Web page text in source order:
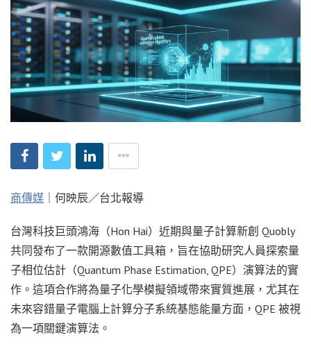
商傳媒 ｜何映辰／台北報導
台灣科技巨頭鴻海（Hon Hai）近期與量子計算新創 Quobly
共同發布了一款開源數值工具箱，旨在協助研究人員探索量
子相位估計（Quantum Phase Estimation, QPE）演算法的實
作。這項合作將為量子化學模擬領域帶來實質進展，尤其在
未來容錯量子電腦上計算分子系統基態能量方面，QPE 被視
為一項關鍵演算法。